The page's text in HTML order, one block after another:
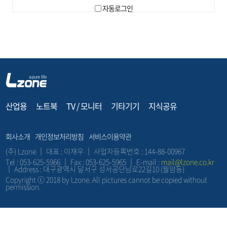
자동로그인
산업용 노트북 TV / 모니터 기타기기 지식공유
회사소개 개인정보처리방침 서비스이용약관
(주) Lzone ｜ 대표 : 이재우 ｜ 사업자등록번호 : 144-88-00967
Tel : 053-625-5966 ｜ Fax : 053-625-5965 ｜ E-mail : mail@lzone.co.kr
｜ Address : 대구광역시 달서구 성서공단남로22길10 (월암동)
Copyright ⓒ 2018 by Lzone. All pictures cannot be copied without
permission.